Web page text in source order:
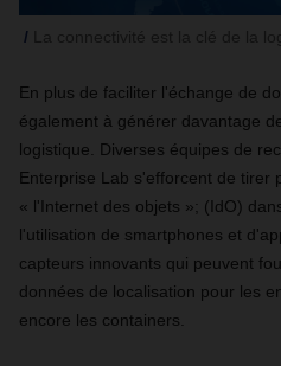
En plus de faciliter l'échange de
également à générer davantage
logistique. Diverses équipes de
Enterprise Lab s'efforcent de tirer
« l'Internet des objets »; (IdO)
l'utilisation de smartphones et
capteurs innovants qui peuvent
données de localisation pour les
encore les containers.